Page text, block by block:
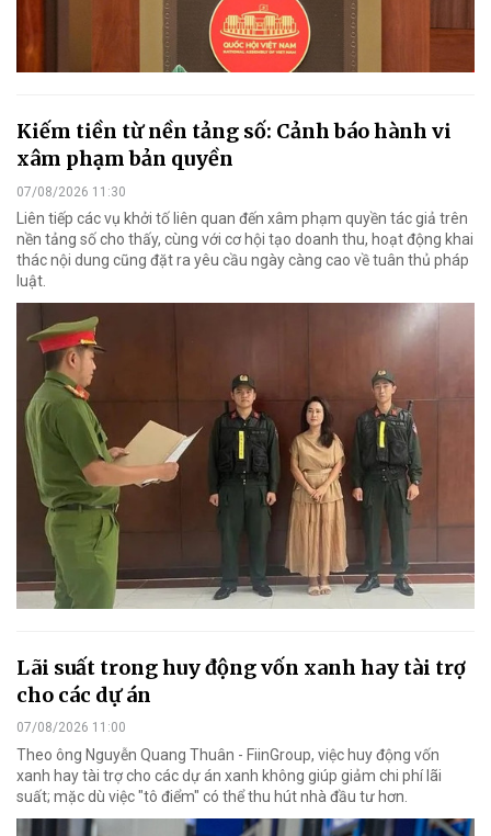
Kiếm tiền từ nền tảng số: Cảnh báo hành vi
xâm phạm bản quyền
07/08/2026 11:30
Liên tiếp các vụ khởi tố liên quan đến xâm phạm quyền tác giả trên
nền tảng số cho thấy, cùng với cơ hội tạo doanh thu, hoạt động khai
thác nội dung cũng đặt ra yêu cầu ngày càng cao về tuân thủ pháp
luật.
Lãi suất trong huy động vốn xanh hay tài trợ
cho các dự án
07/08/2026 11:00
Theo ông Nguyễn Quang Thuân - FiinGroup, việc huy động vốn
xanh hay tài trợ cho các dự án xanh không giúp giảm chi phí lãi
suất; mặc dù việc "tô điểm" có thể thu hút nhà đầu tư hơn.